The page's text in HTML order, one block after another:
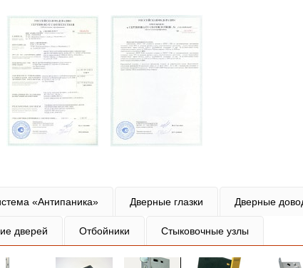
«Антипаника» Дверные глазки Дверные
дверей Отбойники Стыковочные узлы